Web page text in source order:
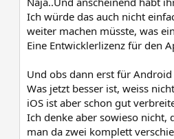
Ich würde das auch nicht
weiter machen müsste, was
Eine Entwicklerlizenz für den
Und obs dann erst für
Was jetzt besser ist, weiss
iOS ist aber schon gut
Ich denke aber sowieso nicht,
man da zwei komplett